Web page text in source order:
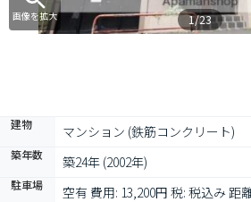
画像を拡大 1/23
建物 マンション (鉄筋コンクリート)
築年数 築24年 (2002年)
駐車場 空有 費用: 13,200円 税: 税込み 距